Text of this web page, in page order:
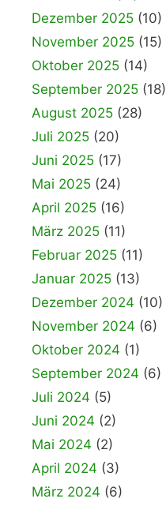
Dezember 2025 (10)
November 2025 (15)
Oktober 2025 (14)
September 2025 (18)
August 2025 (28)
Juli 2025 (20)
Juni 2025 (17)
Mai 2025 (24)
April 2025 (16)
März 2025 (11)
Februar 2025 (11)
Januar 2025 (13)
Dezember 2024 (10)
November 2024 (6)
Oktober 2024 (1)
September 2024 (6)
Juli 2024 (5)
Juni 2024 (2)
Mai 2024 (2)
April 2024 (3)
März 2024 (6)